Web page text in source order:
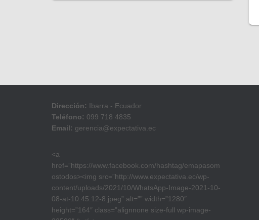
Dirección: Ibarra - Ecuador
Teléfono: 099 718 4835
Email: gerencia@expectativa.ec
<a
href=”https://www.facebook.com/hashtag/emapasom
ostodos><img src=”http://www.expectativa.ec/wp-
content/uploads/2021/10/WhatsApp-Image-2021-10-
08-at-10.45.12-8.jpeg” alt=”” width=”1280″
height=”164″ class=”alignnone size-full wp-image-